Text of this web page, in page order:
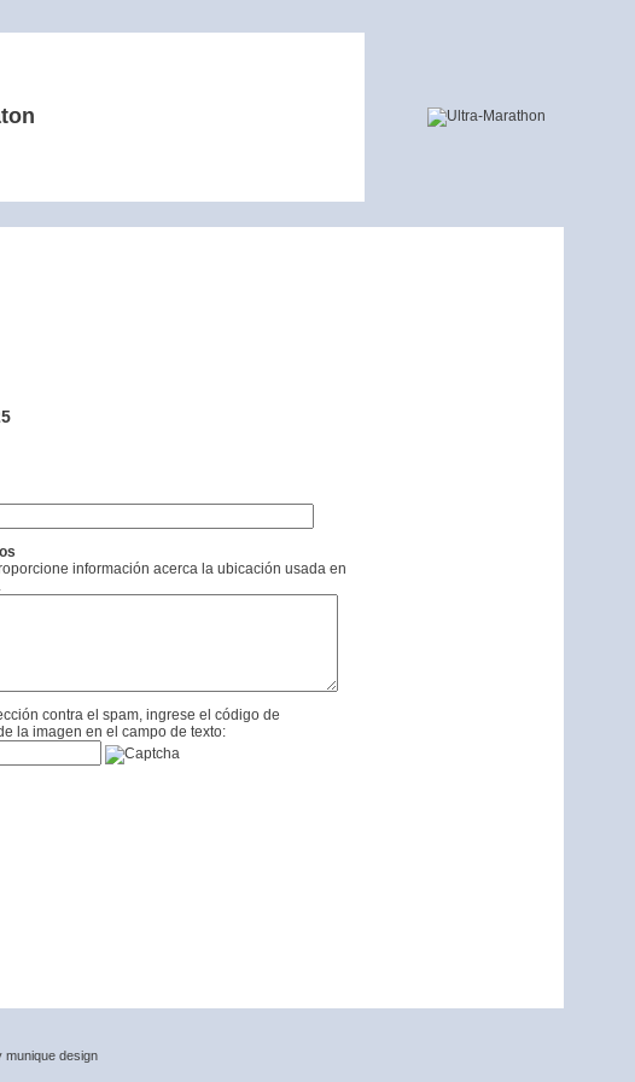
información acerca la ubicación usada en
contra el spam, ingrese el código de
la imagen en el campo de texto:
munique design